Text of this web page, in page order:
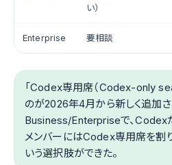
い）
Enterprise 要相談
「Codex専用席（Codex-only
のが2026年4月から新しく追加さ
Business/Enterpriseで、Codex
メンバーにはCodex専用席を割
いう選択肢ができた。